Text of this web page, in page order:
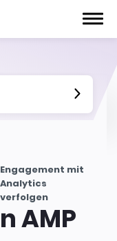
Engagement mit
Analytics
verfolgen
AMP